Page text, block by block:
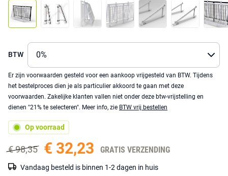
BTW
Er zijn voorwaarden gesteld voor een aankoop vrijgesteld van BTW. Tijdens
het bestelproces dien je als particulier akkoord te gaan met deze
voorwaarden. Zakelijke klanten vallen niet onder deze btw-vrijstelling en
dienen "21% te selecteren". Meer info, zie BTW vrij bestellen
Op voorraad
€ 98,35 € 32,23 GRATIS VERZENDING
Vandaag besteld is binnen 1-2 dagen in huis